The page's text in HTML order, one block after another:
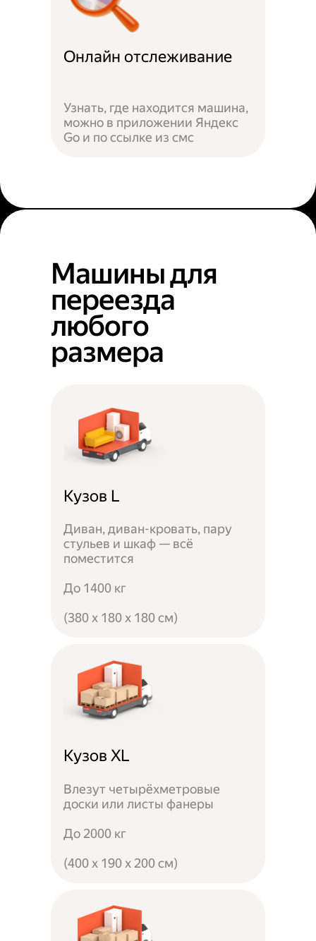
Онлайн отслеживание
Узнать, где находится машина,
можно в приложении Яндекс
Go и по ссылке из смс
Машины для
переезда
любого
размера
Кузов L
Диван, диван-кровать, пару
стульев и шкаф — всё
поместится
До 1400 кг
(380 x 180 x 180 см)
Кузов XL
Влезут четырёхметровые
доски или листы фанеры
До 2000 кг
(400 x 190 x 200 см)